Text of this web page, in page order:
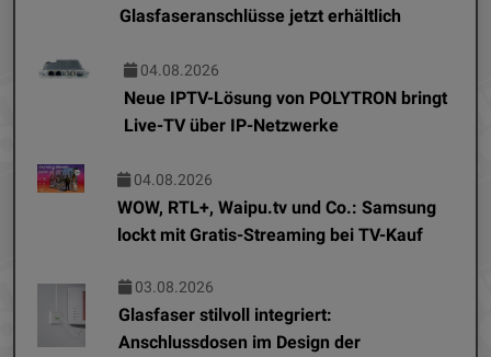
Glasfaseranschlüsse jetzt erhältlich
04.08.2026
Neue IPTV-Lösung von POLYTRON bringt
Live-TV über IP-Netzwerke
04.08.2026
WOW, RTL+, Waipu.tv und Co.: Samsung
lockt mit Gratis-Streaming bei TV-Kauf
03.08.2026
Glasfaser stilvoll integriert:
Anschlussdosen im Design der